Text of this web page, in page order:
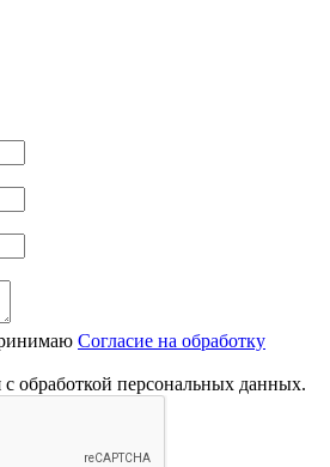
Согласие на обработку
обработкой персональных данных.